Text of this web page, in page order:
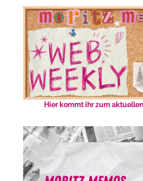
Hier kommt ihr zum